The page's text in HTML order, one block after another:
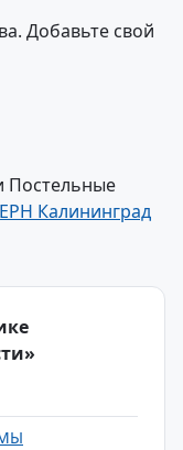
Добавьте свой
Постельные
Калининград